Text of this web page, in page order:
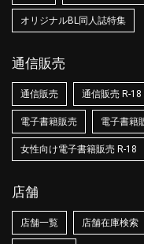
オリジナルBL同人誌特集
通信販売
通信販売 通信販売 R-18
電子書籍販売 電子書籍
女性向け電子書籍販売 R-18
店舗
店舗一覧 店舗在庫検索